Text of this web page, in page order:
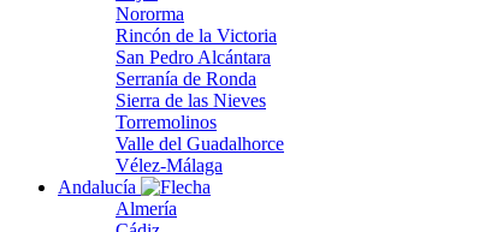
Nororma
Rincón de la Victoria
San Pedro Alcántara
Serranía de Ronda
Sierra de las Nieves
Torremolinos
Valle del Guadalhorce
Vélez-Málaga
Andalucía
Almería